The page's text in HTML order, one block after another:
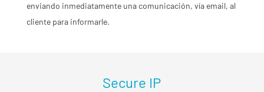
enviando inmediatamente una comunicación, vía email, al
cliente para informarle.
Secure IP